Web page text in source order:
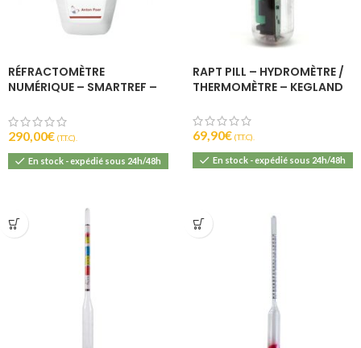
RÉFRACTOMÈTRE
NUMÉRIQUE – SMARTREF –
290,00€ (T.T.C).
En stock - expédié sous 24h/48h
RAPT PILL – HYDROMÈTRE /
THERMOMÈTRE – KEGLAND
69,90€ (T.T.C).
En stock - expédié sous 24h/48h